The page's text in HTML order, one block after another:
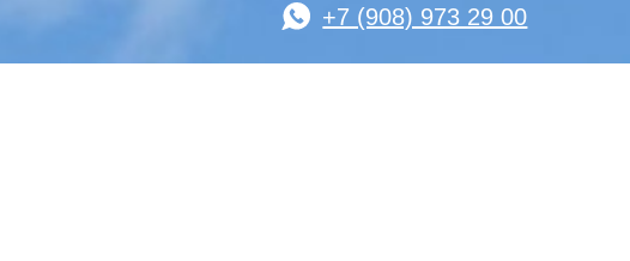
+7 (908) 973 29 00